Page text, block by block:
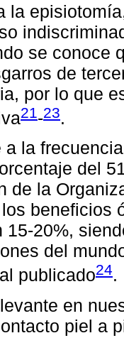
la
se conoce
de
por lo que
21 -23.
a la
del
de la
beneficios
15-20%,
del
publicado24.
en
piel a